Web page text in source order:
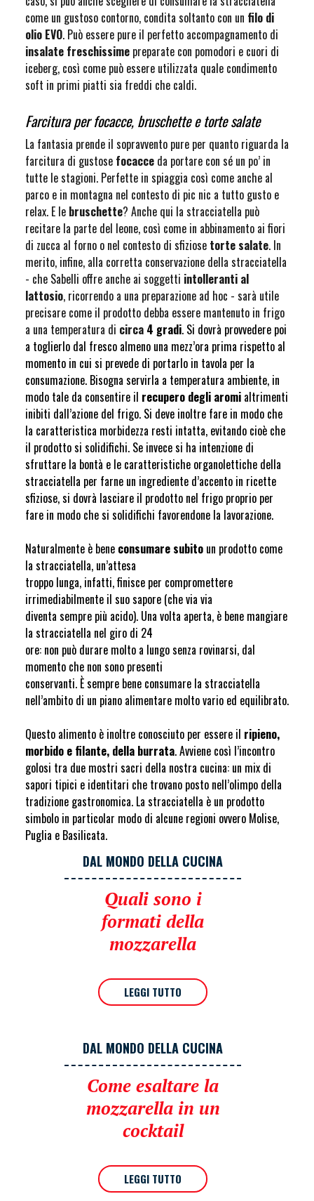
come un gustoso contorno, condita soltanto con un filo di
olio EVO. Può essere pure il perfetto accompagnamento di
insalate freschissime preparate con pomodori e cuori di
iceberg, così come può essere utilizzata quale condimento
soft in primi piatti sia freddi che caldi.
Farcitura per focacce, bruschette e torte salate
La fantasia prende il sopravvento pure per quanto riguarda la
farcitura di gustose focacce da portare con sé un po’ in
tutte le stagioni. Perfette in spiaggia così come anche al
parco e in montagna nel contesto di pic nic a tutto gusto e
relax. E le bruschette? Anche qui la stracciatella può
recitare la parte del leone, così come in abbinamento ai fiori
di zucca al forno o nel contesto di sfiziose torte salate. In
merito, infine, alla corretta conservazione della stracciatella
- che Sabelli offre anche ai soggetti intolleranti al
lattosio, ricorrendo a una preparazione ad hoc - sarà utile
precisare come il prodotto debba essere mantenuto in frigo
a una temperatura di circa 4 gradi. Si dovrà provvedere poi
a toglierlo dal fresco almeno una mezz’ora prima rispetto al
momento in cui si prevede di portarlo in tavola per la
consumazione. Bisogna servirla a temperatura ambiente, in
modo tale da consentire il recupero degli aromi altrimenti
inibiti dall’azione del frigo. Si deve inoltre fare in modo che
la caratteristica morbidezza resti intatta, evitando cioè che
il prodotto si solidifichi. Se invece si ha intenzione di
sfruttare la bontà e le caratteristiche organolettiche della
stracciatella per farne un ingrediente d’accento in ricette
sfiziose, si dovrà lasciare il prodotto nel frigo proprio per
fare in modo che si solidifichi favorendone la lavorazione.
Naturalmente è bene consumare subito un prodotto come
la stracciatella, un’attesa
troppo lunga, infatti, finisce per compromettere
irrimediabilmente il suo sapore (che via via
diventa sempre più acido). Una volta aperta, è bene mangiare
la stracciatella nel giro di 24
ore: non può durare molto a lungo senza rovinarsi, dal
momento che non sono presenti
conservanti. È sempre bene consumare la stracciatella
nell’ambito di un piano alimentare molto vario ed equilibrato.
Questo alimento è inoltre conosciuto per essere il ripieno,
morbido e filante, della burrata. Avviene così l’incontro
golosi tra due mostri sacri della nostra cucina: un mix di
sapori tipici e identitari che trovano posto nell’olimpo della
tradizione gastronomica. La stracciatella è un prodotto
simbolo in particolar modo di alcune regioni ovvero Molise,
Puglia e Basilicata.
DAL MONDO DELLA CUCINA
Quali sono i
formati della
mozzarella
LEGGI TUTTO
DAL MONDO DELLA CUCINA
Come esaltare la
mozzarella in un
cocktail
LEGGI TUTTO